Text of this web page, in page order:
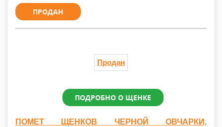
ПРОДАН
Продан
ПОДРОБНО О ЩЕНКЕ
ПОМЕТ ЩЕНКОВ ЧЕРНОЙ ОВЧАРКИ,